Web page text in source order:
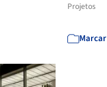
Projetos
Marcar